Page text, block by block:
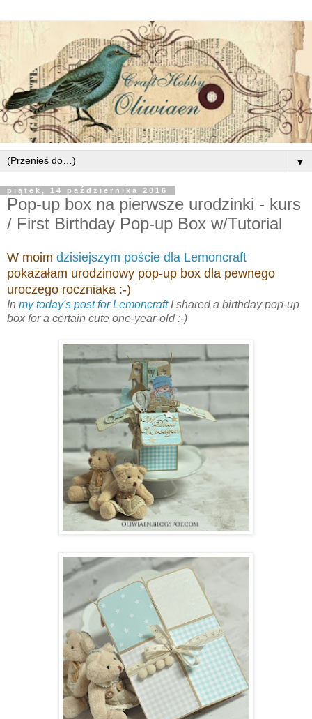
▼
piątek, 14 października 2016
Pop-up box na pierwsze urodzinki - kurs
/ First Birthday Pop-up Box w/Tutorial
W moim dzisiejszym poście dla Lemoncraft
pokazałam urodzinowy pop-up box dla pewnego
uroczego roczniaka :-)
In my today's post for LemoncraftI shared a birthday pop-up
box for a certain cute one-year-old :-)